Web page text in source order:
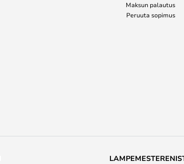
Maksun palautus
Peruuta sopimus